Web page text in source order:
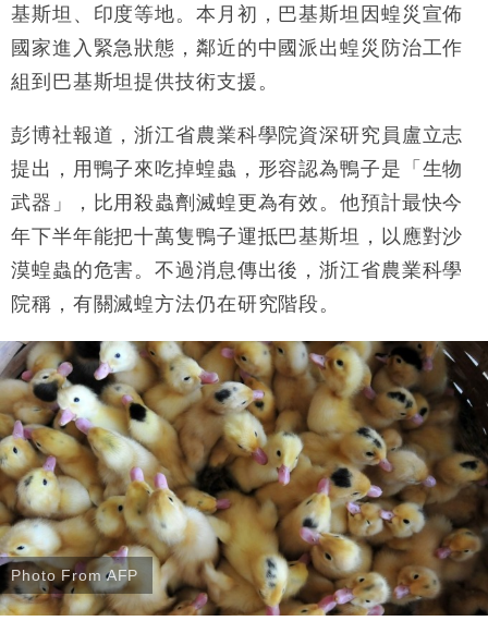
18:31
財經｜華僑銀行上半年淨利創新高 中期息增15%至
及消費表現
16:47
損失近6900萬元
16:05
財經｜日經失守6.5萬點後回穩 全周仍升近2%
15:47
財經｜恒隆10月換帥 玩具「反」斗城亞洲CEO蔡德
粦接任
15:11
財經｜韓股反覆波動收跌 連挫7周創逾3年最長跌勢
13:44
財經｜內地7月美元計價出口增近24%勝預期 貿易順
差達1125億美元
基斯坦、印度等地。本月初，巴基斯坦因蝗災宣佈
國家進入緊急狀態，鄰近的中國派出蝗災防治工作
組到巴基斯坦提供技術支援。
彭博社報道，浙江省農業科學院資深研究員盧立志
提出，用鴨子來吃掉蝗蟲，形容認為鴨子是「生物
武器」，比用殺蟲劑滅蝗更為有效。他預計最快今
年下半年能把十萬隻鴨子運抵巴基斯坦，以應對沙
漠蝗蟲的危害。不過消息傳出後，浙江省農業科學
院稱，有關滅蝗方法仍在研究階段。
Photo From AFP